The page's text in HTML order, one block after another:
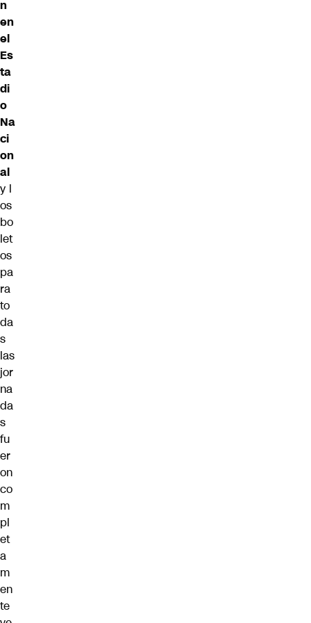
n
en
el
Es
ta
di
o
Na
ci
on
al
y l
os
bo
let
os
pa
ra
to
da
s
las
jor
na
da
s
fu
er
on
co
m
pl
et
a
m
en
te